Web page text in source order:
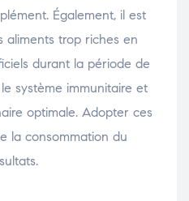
Également, il est
aliments trop riches en
durant la période de
système immunitaire et
optimale. Adopter ces
la consommation du